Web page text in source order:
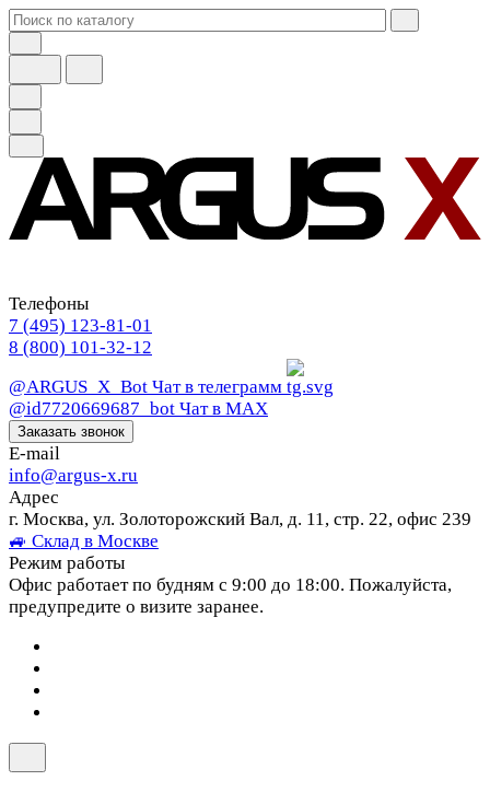
Телефоны
7 (495) 123-81-01
8 (800) 101-32-12
@ARGUS_X_Bot Чат в телеграмм
@id7720669687_bot Чат в МАХ
Заказать звонок
E-mail
info@argus-x.ru
Адрес
г. Москва, ул. Золоторожский Вал, д. 11, стр. 22, офис 239
🚙 Склад в Москве
Режим работы
Офис работает по будням с 9:00 до 18:00. Пожалуйста,
предупредите о визите заранее.